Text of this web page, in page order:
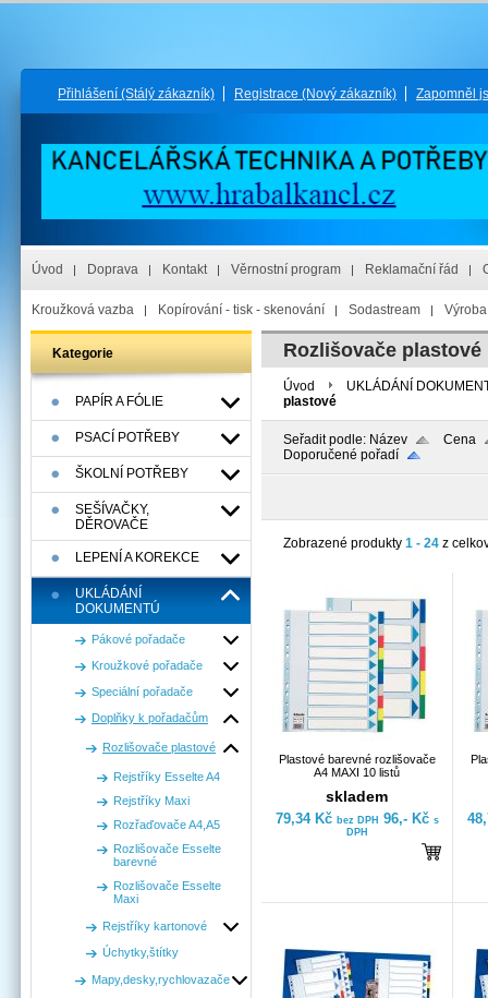
Přihlášení (Stálý zákazník) Registrace (Nový zákazník) Zapomněl
Úvod Doprava Kontakt Věrnostní program Reklamační řád
Kroužková vazba Kopírování - tisk - skenování Sodastream
Kategorie
PAPÍR A FÓLIE
PSACÍ POTŘEBY
ŠKOLNÍ POTŘEBY
SEŠÍVAČKY,
DĚROVAČE
LEPENÍ A KOREKCE
UKLÁDÁNÍ
DOKUMENTÚ
Pákové pořadače
Kroužkové pořadače
Speciální pořadače
Doplňky k pořadačům
Rozlišovače plastové
Rejstříky Esselte A4
Rejstříky Maxi
Rozřaďovače A4,A5
Rozlišovače Esselte
barevné
Rozlišovače Esselte
Maxi
Rejstříky kartonové
Úchytky,štítky
Mapy,desky,rychlovazače
Rozlišovače plastové
Úvod
UKLÁDÁNÍ
plastové
Seřadit podle: Název
Cena
Doporučené pořadí
Zobrazené produkty 1 - 24 z
Plastové barevné rozlišovače
A4 MAXI 10 listů
skladem
79,34 Kč bez DPH 96,- Kč s
DPH